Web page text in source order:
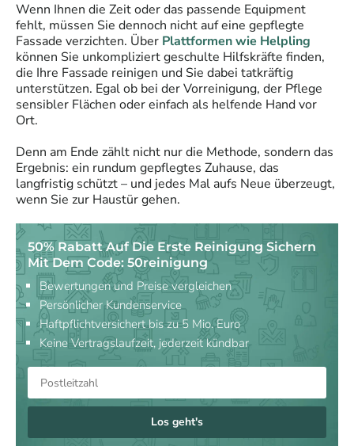
Wenn Ihnen die Zeit oder das passende Equipment
fehlt, müssen Sie dennoch nicht auf eine gepflegte
Fassade verzichten. Über Plattformen wie Helpling
können Sie unkompliziert geschulte Hilfskräfte finden,
die Ihre Fassade reinigen und Sie dabei tatkräftig
unterstützen. Egal ob bei der Vorreinigung, der Pflege
sensibler Flächen oder einfach als helfende Hand vor
Ort.
Denn am Ende zählt nicht nur die Methode, sondern das
Ergebnis: ein rundum gepflegtes Zuhause, das
langfristig schützt – und jedes Mal aufs Neue überzeugt,
wenn Sie zur Haustür gehen.
50% Rabatt Auf Die Erste Reinigung Sichern
Mit Dem Code: 50reinigung
Bewertungen und Preise vergleichen
Persönlicher Kundenservice
Haftpflichtversichert bis zu 5 Mio. Euro
Keine Vertragslaufzeit, jederzeit kündbar
Los geht's